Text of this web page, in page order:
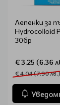
Лепенки за
Hydrocolloid
30бр
€ 3.25 (6.36
€ 4.04 (7.90 лв.)